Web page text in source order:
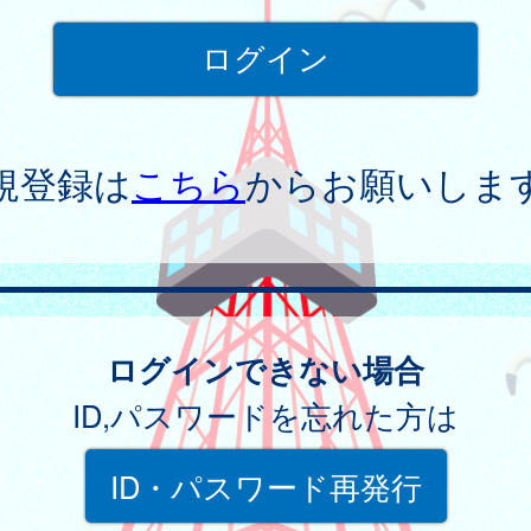
登録はこちらからお願いしま
ログインできない場合
ID,パスワードを忘れた方は
ID・パスワード再発行